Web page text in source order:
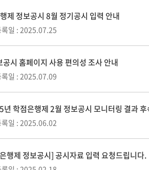
제 정보공시 8월 정기공시 입력 안내
록일 : 2025.07.25
시 홈페이지 사용 편의성 조사 안내
록일 : 2025.07.09
학점은행제 2월 정보공시 모니터링 결과 후
록일 : 2025.06.02
제 정보공시] 공시자료 입력 요청드립니다.